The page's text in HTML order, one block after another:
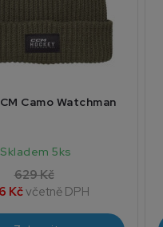
Camo Watchman
Skladem 5ks
629 Kč
Kčvčetně DPH